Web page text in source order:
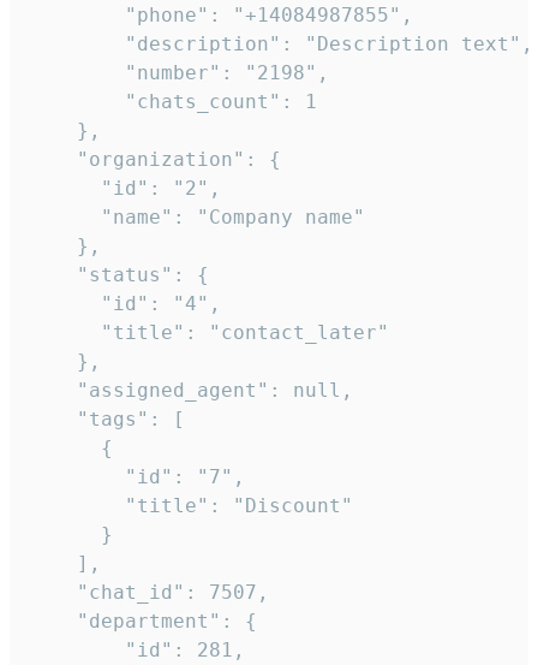
        "phone": "+14084987855",
        "description": "Description text",
        "number": "2198",
        "chats_count": 1
    },
    "organization": {
      "id": "2",
      "name": "Company name"
    },
    "status": {
      "id": "4",
      "title": "contact_later"
    },
    "assigned_agent": null,
    "tags": [
      {
        "id": "7",
        "title": "Discount"
      }
    ],
    "chat_id": 7507,
    "department": {
        "id": 281,